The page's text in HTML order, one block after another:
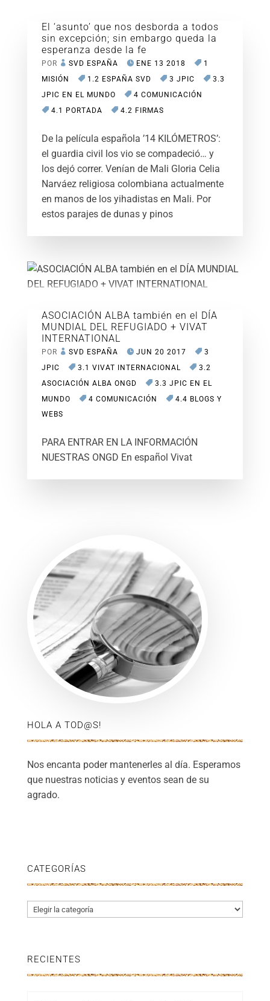
El ‘asunto’ que nos desborda a todos
sin excepción; sin embargo queda la
esperanza desde la fe
POR SVD ESPAÑA ENE 13 2018
1
MISIÓN
1.2 ESPAÑA SVD 3 JPIC
3.3
JPIC EN EL MUNDO
4 COMUNICACIÓN
4.1 PORTADA
4.2 FIRMAS
De la película española ’14 KILÓMETROS’:
el guardia civil los vio se compadeció… y
los dejó correr. Venían de Mali Gloria Celia
Narváez religiosa colombiana actualmente
en manos de los yihadistas en Mali. Por
estos parajes de dunas y pinos
ASOCIACIÓN ALBA también en el DÍA
MUNDIAL DEL REFUGIADO + VIVAT
INTERNATIONAL
POR SVD ESPAÑA JUN 20 2017
3
JPIC
3.1 VIVAT INTERNACIONAL
3.2
ASOCIACIÓN ALBA ONGD
3.3 JPIC EN EL
MUNDO
4 COMUNICACIÓN
4.4 BLOGS Y
WEBS
PARA ENTRAR EN LA INFORMACIÓN
NUESTRAS ONGD En español Vivat
HOLA A TOD@S!
Nos encanta poder mantenerles al día. Esperamos
que nuestras noticias y eventos sean de su
agrado.
CATEGORÍAS
Categorías
RECIENTES